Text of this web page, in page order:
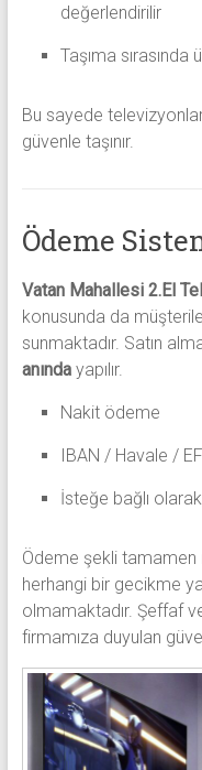
değerlendirilir
Taşıma sırasında
Bu sayede
güvenle taşınır.
Ödeme
Vatan Mahallesi 2.El
konusunda da
sunmaktadır. Satın
anındayapılır.
Nakit ödeme
IBAN / Havale /
İsteğe bağlı
Ödeme şekli tamamen
herhangi bir gecikme
olmamaktadır. Şeffaf
firmamıza duyulan